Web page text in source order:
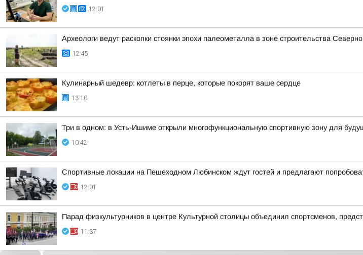
12:01
Археологи ведут раскопки стоянки эпохи палеометалла в зоне строительства
12:45
Кулинарный шедевр: котлеты в перце, которые покорят ваше сердце
13:10
Три в одном: в Усть-Ишиме открыли многофункциональную спортивную зону для
10:42
Спортивные локации на Пешеходном Любинском ждут гостей и предлагают
12:01
Парад физкультурников в центре Культурной столицы объединил спортсменов,
11:37